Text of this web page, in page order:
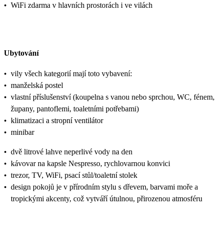
• WiFi zdarma v hlavních prostorách i ve vilách
Ubytování
• vily všech kategorií mají toto vybavení:
• manželská postel
• vlastní příslušenství (koupelna s vanou nebo sprchou, WC, fénem,
župany, pantoflemi, toaletními potřebami)
• klimatizaci a stropní ventilátor
• minibar
• dvě litrové lahve neperlivé vody na den
• kávovar na kapsle Nespresso, rychlovarnou konvici
• trezor, TV, WiFi, psací stůl/toaletní stolek
• design pokojů je v přírodním stylu s dřevem, barvami moře a
tropickými akcenty, což vytváří útulnou, přirozenou atmosféru